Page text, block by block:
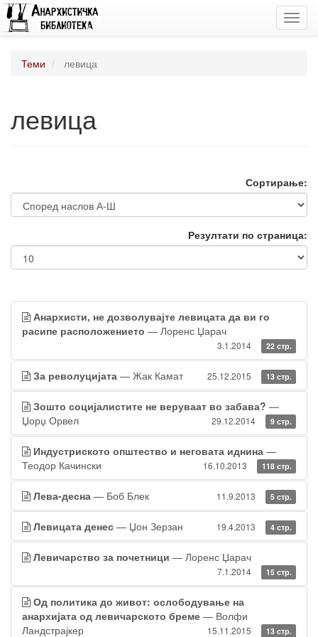
Теми левица
левица
Сортирање:
Резултати по страница:
Анархисти, не дозволувајте левицата да ви го
расипе расположението — Лоренс Џарач
3.1.2014 22 стр.
За револуцијата — Жак Камат 25.12.2015 13 стр.
Зошто социјалистите не веруваат во забава? —
Џорџ Орвел
29.12.2014 9 стр.
Индустриското општество и неговата иднина —
Теодор Качински
16.10.2013 118 стр.
Лева-десна — Боб Блек 11.9.2013 5 стр.
Левицата денес — Џон Зерзан 19.4.2013 4 стр.
Левичарство за почетници — Лоренс Џарач
7.1.2014 15 стр.
Од политика до живот: ослободување на
анархијата од левичарското бреме — Волфи
Ландстрајкер
15.11.2015 13 стр.